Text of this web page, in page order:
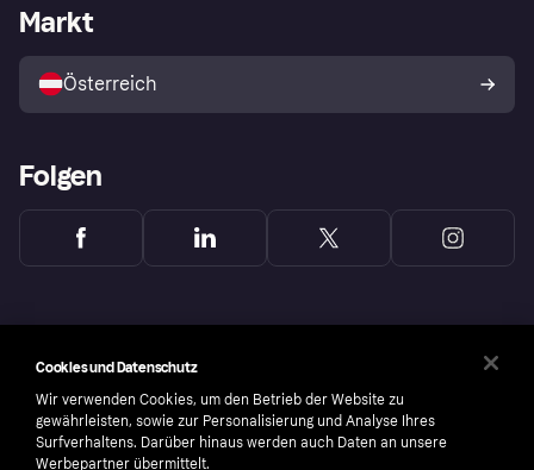
Shops entdecken
Händlerportal
Markt
Österreich
Folgen
Cookies und Datenschutz
Wir verwenden Cookies, um den Betrieb der Website zu
gewährleisten, sowie zur Personalisierung und Analyse Ihres
Surfverhaltens. Darüber hinaus werden auch Daten an unsere
Werbepartner übermittelt.